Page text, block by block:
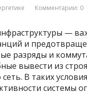
Комментарии: 0
—
и
разряды и
вывести из
В таких
системы